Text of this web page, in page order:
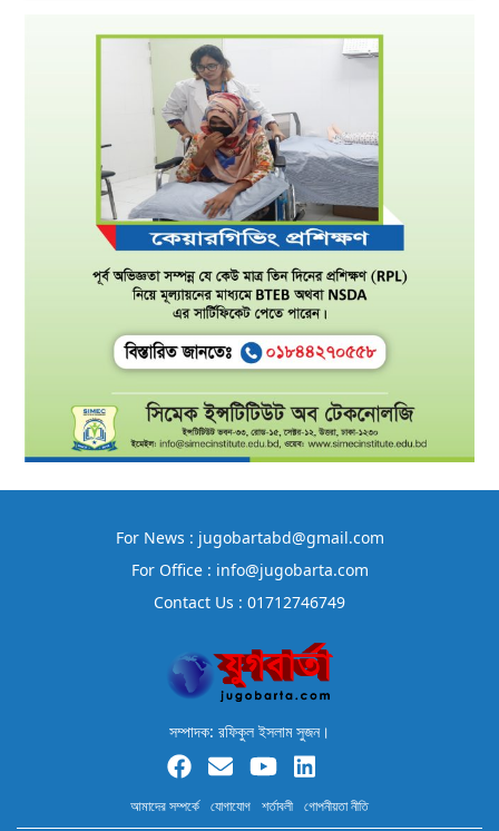
For News : jugobartabd@gmail.com
For Office : info@jugobarta.com
Contact Us : 01712746749
সম্পাদক: রফিকুল ইসলাম সুজন।
আমাদের সম্পর্কে যোগাযোগ শর্তাবলী গোপনীয়তা নীতি